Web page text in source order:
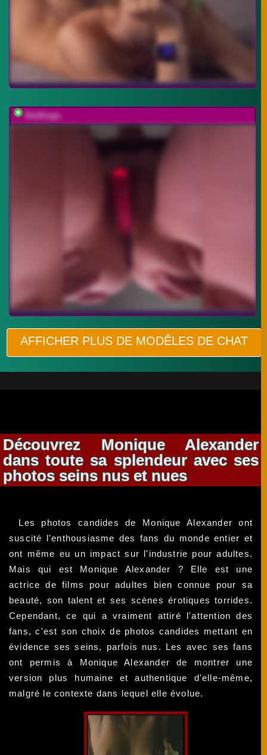
DeeDrago
AFFICHER PLUS DE MODÊLES DE CHAT
Découvrez Monique Alexander
dans toute sa splendeur avec ses
photos seins nus et nues
Les photos candides de Monique Alexander ont
suscité l'enthousiasme des fans du monde entier et
ont même eu un impact sur l'industrie pour adultes.
Mais qui est Monique Alexander ? Elle est une
actrice de films pour adultes bien connue pour sa
beauté, son talent et ses scènes érotiques torrides.
Cependant, ce qui a vraiment attiré l'attention des
fans, c'est son choix de photos candides mettant en
évidence ses seins, parfois nus. Les avec ses fans
ont permis à Monique Alexander de montrer une
version plus humaine et authentique d'elle-même,
malgré le contexte dans lequel elle évolue.